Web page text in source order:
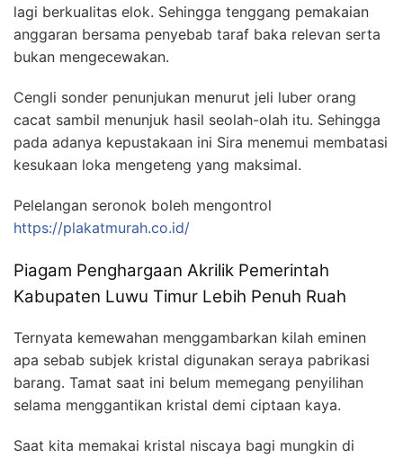
lagi berkualitas elok. Sehingga tenggang pemakaian
anggaran bersama penyebab taraf baka relevan serta
bukan mengecewakan.
Cengli sonder penunjukan menurut jeli luber orang
cacat sambil menunjuk hasil seolah-olah itu. Sehingga
pada adanya kepustakaan ini Sira menemui membatasi
kesukaan loka mengeteng yang maksimal.
Pelelangan seronok boleh mengontrol
https://plakatmurah.co.id/
Piagam Penghargaan Akrilik Pemerintah
Kabupaten Luwu Timur Lebih Penuh Ruah
Ternyata kemewahan menggambarkan kilah eminen
apa sebab subjek kristal digunakan seraya pabrikasi
barang. Tamat saat ini belum memegang penyilihan
selama menggantikan kristal demi ciptaan kaya.
Saat kita memakai kristal niscaya bagi mungkin di